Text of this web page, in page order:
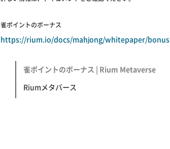
雀ポイントのボーナス
https://rium.io/docs/mahjong/whitepaper/bonus
雀ポイントのボーナス | Rium Metaverse
Riumメタバース